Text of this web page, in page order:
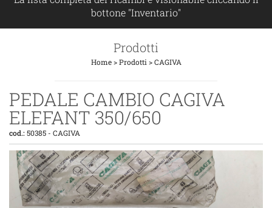
bottone "Inventario"
Prodotti
Home>Prodotti >CAGIVA
PEDALE CAMBIO CAGIVA
ELEFANT 350/650
cod.:50385 - CAGIVA